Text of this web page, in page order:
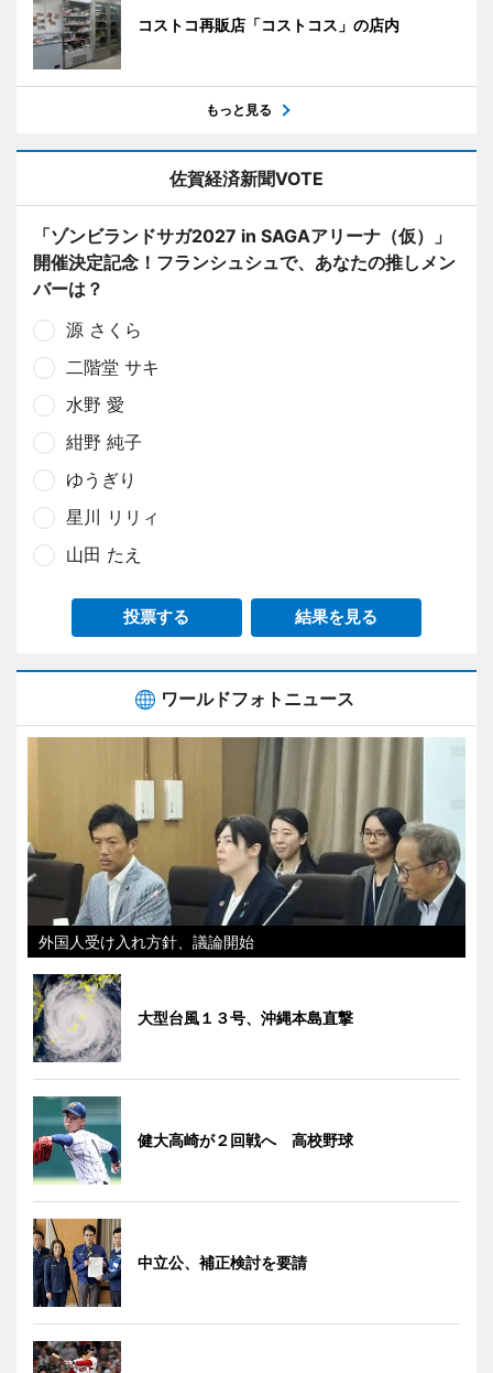
コストコ再販店「コストコス」の店内
もっと見る
佐賀経済新聞VOTE
「ゾンビランドサガ2027 in SAGAアリーナ（仮）」
開催決定記念！フランシュシュで、あなたの推しメン
バーは？
源 さくら
二階堂 サキ
水野 愛
紺野 純子
ゆうぎり
星川 リリィ
山田 たえ
投票する 結果を見る
ワールドフォトニュース
外国人受け入れ方針、議論開始
大型台風１３号、沖縄本島直撃
健大高崎が２回戦へ 高校野球
中立公、補正検討を要請